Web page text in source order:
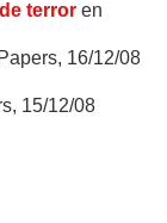
terror en
16/12/08
15/12/08